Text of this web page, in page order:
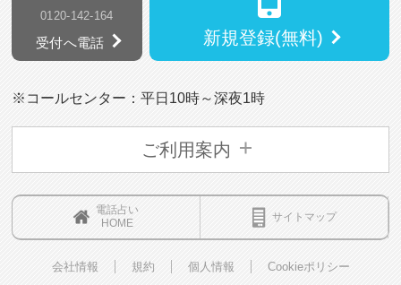
0120-142-164
受付へ電話 新規登録(無料)
※コールセンター：平日10時～深夜1時
ご利用案内
電話占い
HOME
サイトマップ
会社情報 規約 個人情報 Cookieポリシー